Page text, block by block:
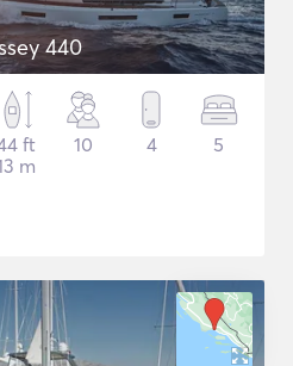
440
ft
m
10 4 5